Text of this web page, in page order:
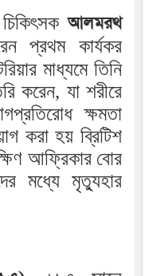
আলমরথ
প্রথম কার্যকর
মাধ্যমে তিনি
করেন, যা শরীরে
ক্ষমতা
করা হয় ব্রিটিশ
আফ্রিকার বোর
মধ্যে মৃত্যুহার